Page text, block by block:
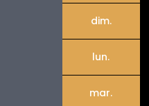
dim.
lun.
mar.